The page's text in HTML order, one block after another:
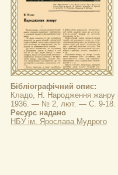
Бібліографічний опис:
Кладо, Н. Народження жанру
1936. — № 2, лют. — С. 9-18.
Ресурс надано
НБУ ім. Ярослава Мудрого